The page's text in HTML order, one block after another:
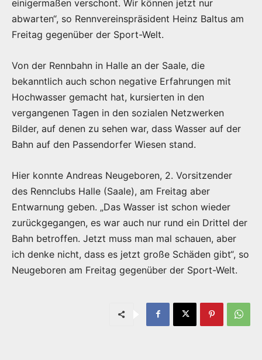
einigermaßen verschont. Wir können jetzt nur
abwarten“, so Rennvereinspräsident Heinz Baltus am
Freitag gegenüber der Sport-Welt.
Von der Rennbahn in Halle an der Saale, die
bekanntlich auch schon negative Erfahrungen mit
Hochwasser gemacht hat, kursierten in den
vergangenen Tagen in den sozialen Netzwerken
Bilder, auf denen zu sehen war, dass Wasser auf der
Bahn auf den Passendorfer Wiesen stand.
Hier konnte Andreas Neugeboren, 2. Vorsitzender
des Rennclubs Halle (Saale), am Freitag aber
Entwarnung geben. „Das Wasser ist schon wieder
zurückgegangen, es war auch nur rund ein Drittel der
Bahn betroffen. Jetzt muss man mal schauen, aber
ich denke nicht, dass es jetzt große Schäden gibt“, so
Neugeboren am Freitag gegenüber der Sport-Welt.